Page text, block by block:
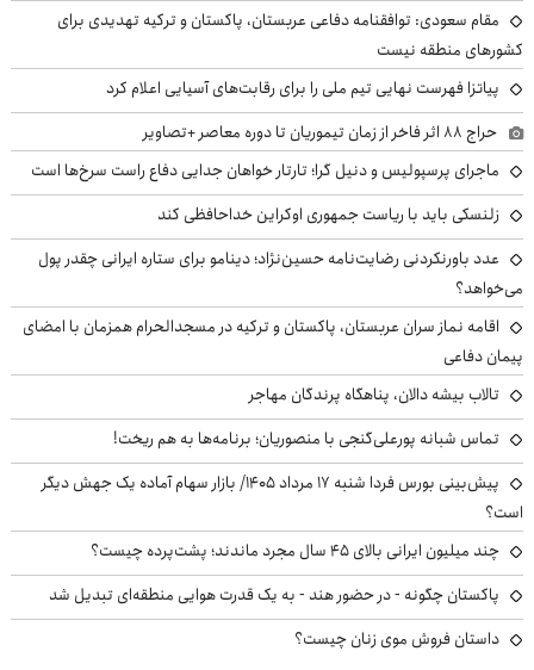
مقام سعودی: توافقنامه دفاعی عربستان، پاکستان و ترکیه تهدیدی برای
کشورهای منطقه نیست
پیاتزا فهرست نهایی تیم ملی را برای رقابت‌های آسیایی اعلام کرد
حراج ۸۸ اثر فاخر از زمان تیموریان تا دوره معاصر +تصاویر
ماجرای پرسپولیس و دنیل گرا؛ تارتار خواهان جدایی دفاع راست سرخ‌ها است
زلنسکی باید با ریاست جمهوری اوکراین خداحافظی کند
عدد باورنکردنی رضایت‌نامه حسین‌نژاد؛ دینامو برای ستاره ایرانی چقدر پول
می‌خواهد؟
اقامه نماز سران عربستان، پاکستان و ترکیه در مسجدالحرام همزمان با امضای
پیمان دفاعی
تالاب بیشه دالان، پناهگاه پرندگان مهاجر
تماس شبانه پورعلی‌گنجی با منصوریان؛ برنامه‌ها به هم ریخت!
پیش‌بینی بورس فردا شنبه ۱۷ مرداد ۱۴۰۵/ بازار سهام آماده یک جهش دیگر
است؟
چند میلیون ایرانی بالای ۴۵ سال مجرد ماندند؛ پشت‌پرده چیست؟
پاکستان چگونه - در حضور هند - به یک قدرت هوایی منطقه‌ای تبدیل شد
داستان فروش موی زنان چیست؟